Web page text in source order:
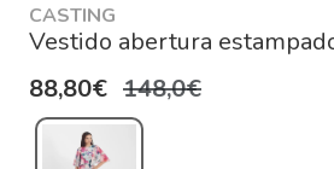
CASTING
Vestido abertura
88,80€ 148,0€